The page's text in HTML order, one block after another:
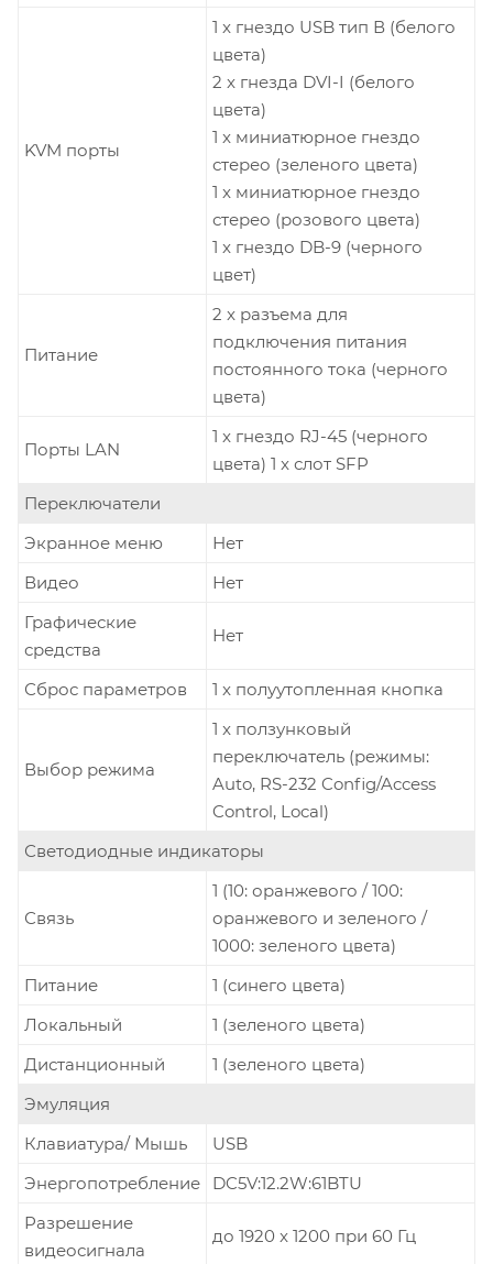
KVM порты
1 x гнездо USB тип В (белого
цвета)
2 x гнезда DVI-I (белого
цвета)
1 x миниатюрное гнездо
стерео (зеленого цвета)
1 x миниатюрное гнездо
стерео (розового цвета)
1 x гнездо DB-9 (черного
цвет)
Питание
2 x разъема для
подключения питания
постоянного тока (черного
цвета)
Порты LAN
1 x гнездо RJ-45 (черного
цвета) 1 x слот SFP
Переключатели
Экранное меню
Нет
Видео
Нет
Графические
средства
Нет
Сброс параметров 1 x полуутопленная кнопка
Выбор режима
1 x ползунковый
переключатель (режимы:
Auto, RS-232 Config/Access
Control, Local)
Светодиодные индикаторы
Связь
1 (10: оранжевого / 100:
оранжевого и зеленого /
1000: зеленого цвета)
Питание
1 (синего цвета)
Локальный
1 (зеленого цвета)
Дистанционный
1 (зеленого цвета)
Эмуляция
Клавиатура/ Мышь
USB
Энергопотребление
DC5V:12.2W:61BTU
Разрешение
видеосигнала
до 1920 x 1200 при 60 Гц